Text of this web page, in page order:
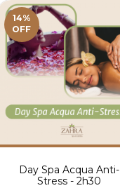
14%
OFF
Day Spa Acqua Anti-
Stress - 2h30